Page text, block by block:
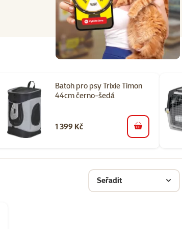
Batoh pro psy Trixie Timon
44cm černo-šedá
1 399 Kč do košíku
Seřadit